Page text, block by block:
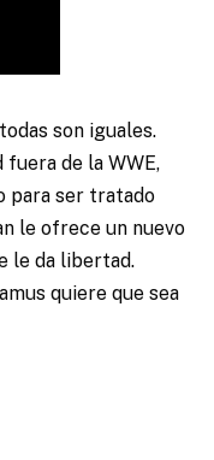
son iguales.
de la WWE,
para ser tratado
le ofrece un nuevo
le da libertad.
quiere que sea